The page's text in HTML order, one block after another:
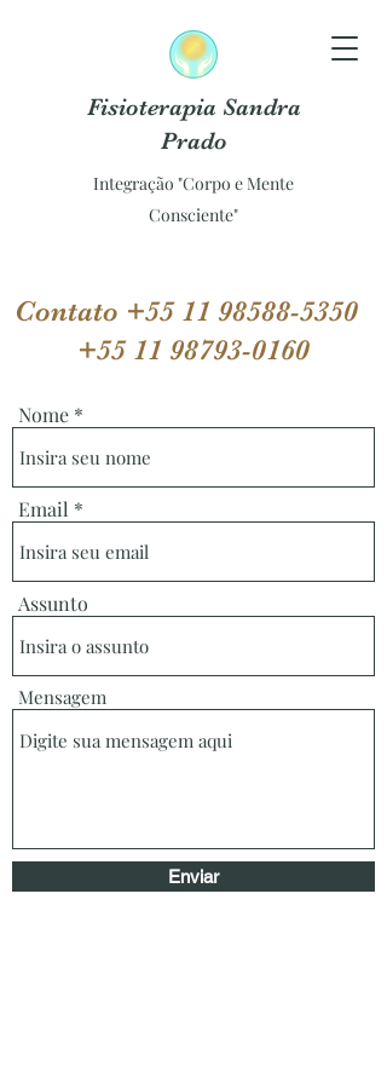
Fisioterapia Sandra
Prado
Integração "Corpo e Mente
Consciente"
Contato +55 11 98588-5350
+55 11 98793-0160
Nome
Email
Assunto
Mensagem
Enviar